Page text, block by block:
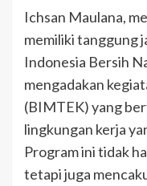
Ichsan Maulana,
memiliki tanggung
Indonesia Bersih
mengadakan
(BIMTEK) yang
lingkungan kerja
Program ini tidak
tetapi juga